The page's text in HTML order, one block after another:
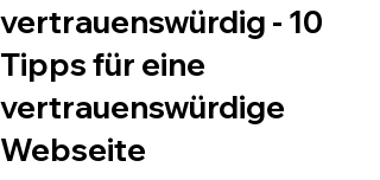
vertrauenswürdig - 10
Tipps für eine
vertrauenswürdige
Webseite